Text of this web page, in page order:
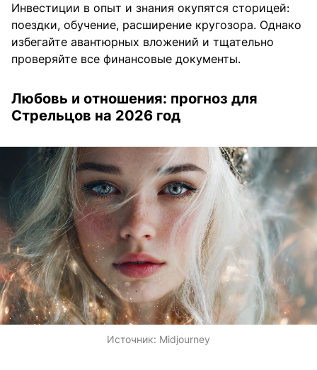
Инвестиции в опыт и знания окупятся сторицей:
поездки, обучение, расширение кругозора. Однако
избегайте авантюрных вложений и тщательно
проверяйте все финансовые документы.
Любовь и отношения: прогноз для
Стрельцов на 2026 год
Источник: Midjourney